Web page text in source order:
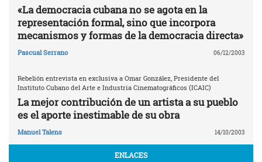
«La democracia cubana no se agota en la
representación formal, sino que incorpora
mecanismos y formas de la democracia directa»
Pascual Serrano 06/12/2003
Rebelión entrevista en exclusiva a Omar González, Presidente del
Instituto Cubano del Arte e Industria Cinematográficos (ICAIC)
La mejor contribución de un artista a su pueblo
es el aporte inestimable de su obra
Manuel Talens 14/10/2003
ENLACES